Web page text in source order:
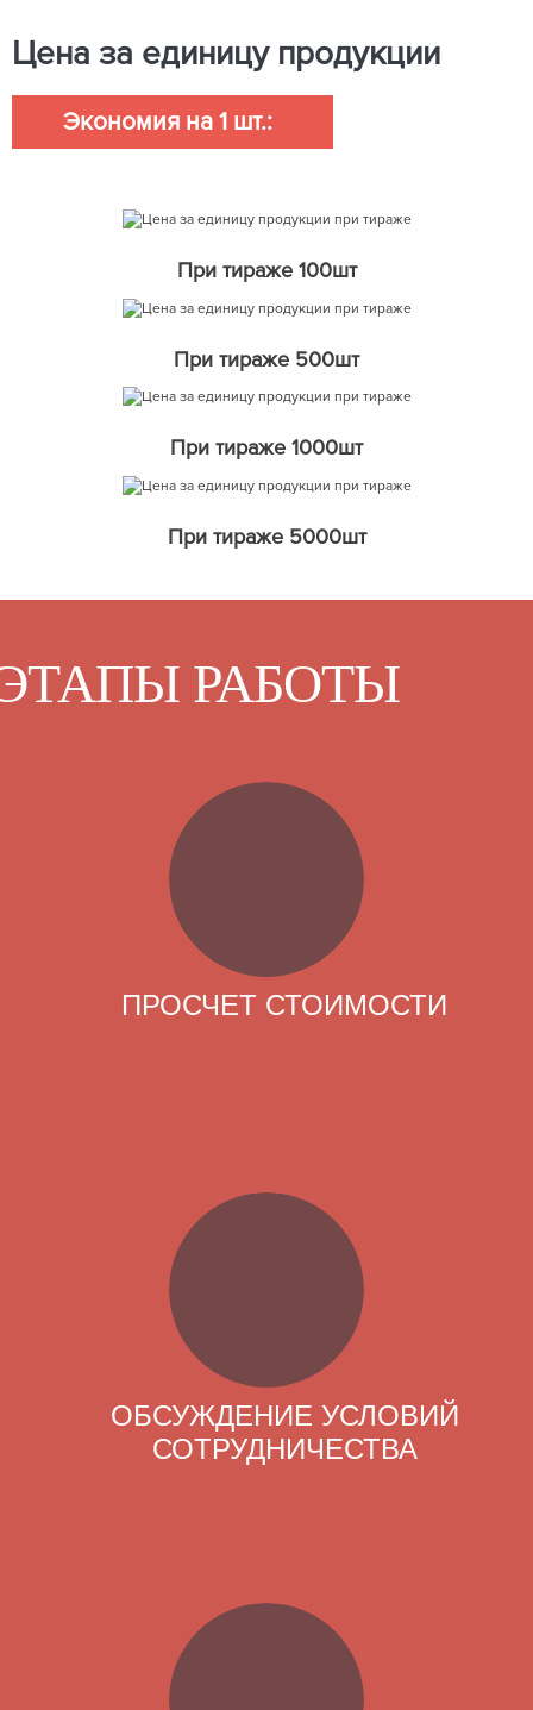
Цена за единицу продукции
Экономия на 1 шт.:
При тираже 100шт
При тираже 500шт
При тираже 1000шт
При тираже 5000шт
РАБОТЫ
ПРОСЧЕТ СТОИМОСТИ
ОБСУЖДЕНИЕ УСЛОВИЙ
СОТРУДНИЧЕСТВА